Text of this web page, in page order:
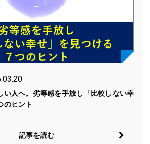
い人へ。劣等感を手放し「比較しない幸
のヒント
記事を読む